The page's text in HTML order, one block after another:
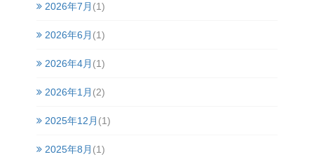
2026年7月 (1)
2026年6月 (1)
2026年4月 (1)
2026年1月 (2)
2025年12月 (1)
2025年8月 (1)